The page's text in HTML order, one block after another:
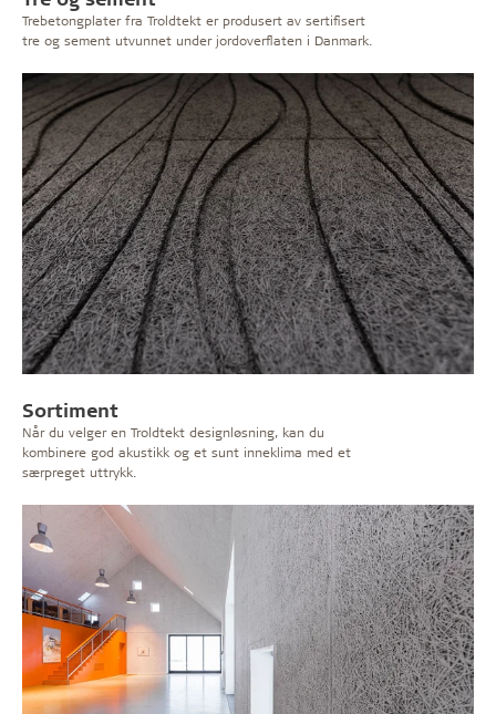
Trebetongplater fra Troldtekt er produsert av sertifisert
tre og sement utvunnet under jordoverflaten i Danmark.
Sortiment
Når du velger en Troldtekt designløsning, kan du
kombinere god akustikk og et sunt inneklima med et
særpreget uttrykk.